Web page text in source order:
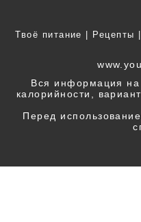
Твоё питание | Рецепты |
Вся информация на
калорийности,
Перед